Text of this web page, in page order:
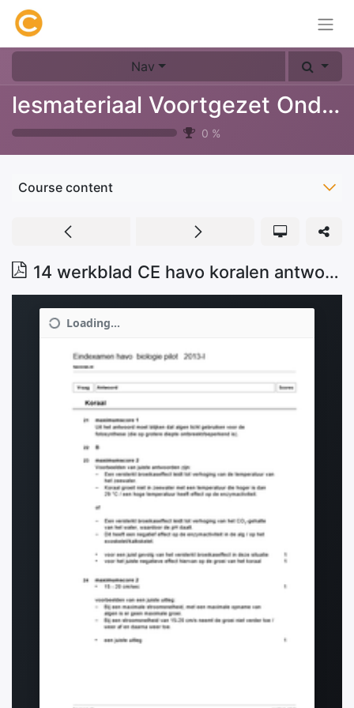
Nav
lesmateriaal Voortgezet Onderwijs
0 %
Course content
14 werkblad CE havo koralen antwoordmodel